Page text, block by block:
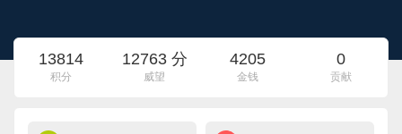
13814
积分
12763 分
威望
4205
金钱
0
贡献